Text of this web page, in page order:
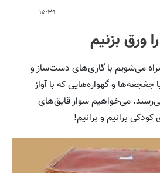
۱۵:۳۹
ورق بزنیم
می‌شویم با گاری‌های دست‌ساز و
و گهواره‌هایی که با آواز
می‌خواهیم سوار قایق‌های
برانیم و برانیم!